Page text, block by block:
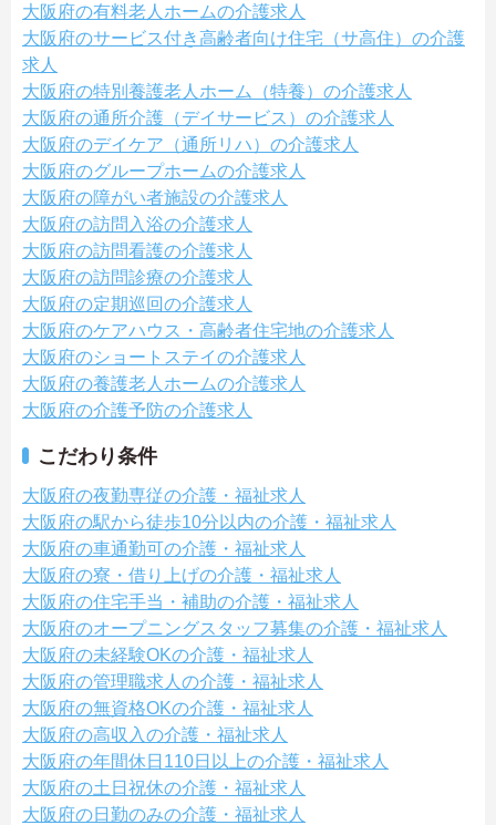
大阪府の有料老人ホームの介護求人
大阪府のサービス付き高齢者向け住宅（サ高住）の介護
求人
大阪府の特別養護老人ホーム（特養）の介護求人
大阪府の通所介護（デイサービス）の介護求人
大阪府のデイケア（通所リハ）の介護求人
大阪府のグループホームの介護求人
大阪府の障がい者施設の介護求人
大阪府の訪問入浴の介護求人
大阪府の訪問看護の介護求人
大阪府の訪問診療の介護求人
大阪府の定期巡回の介護求人
大阪府のケアハウス・高齢者住宅地の介護求人
大阪府のショートステイの介護求人
大阪府の養護老人ホームの介護求人
大阪府の介護予防の介護求人
こだわり条件
大阪府の夜勤専従の介護・福祉求人
大阪府の駅から徒歩10分以内の介護・福祉求人
大阪府の車通勤可の介護・福祉求人
大阪府の寮・借り上げの介護・福祉求人
大阪府の住宅手当・補助の介護・福祉求人
大阪府のオープニングスタッフ募集の介護・福祉求人
大阪府の未経験OKの介護・福祉求人
大阪府の管理職求人の介護・福祉求人
大阪府の無資格OKの介護・福祉求人
大阪府の高収入の介護・福祉求人
大阪府の年間休日110日以上の介護・福祉求人
大阪府の土日祝休の介護・福祉求人
大阪府の日勤のみの介護・福祉求人